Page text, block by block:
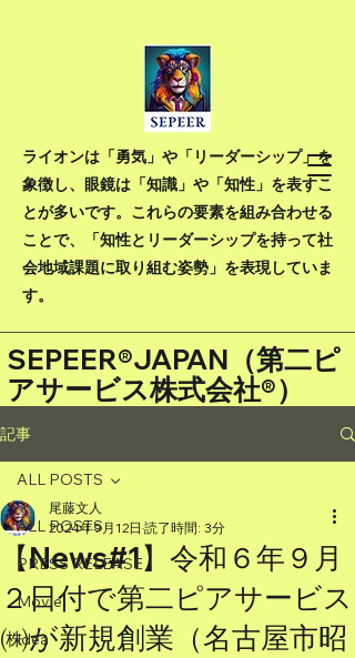
ライオンは「勇気」や「リーダーシップ」を
象徴し、眼鏡は「知識」や「知性」を表すこ
とが多いです。これらの要素を組み合わせる
ことで、「知性とリーダーシップを持って社
会地域課題に取り組む姿勢」を表現していま
す。
SEPEER®JAPAN（第二ピ
アサービス株式会社®）
記事
ALL POSTS
PRESS RELEASE
Movie
Idea
ALL POSTS
【News#1】令和６年９月
２日付で第二ピアサービス
㈱が新規創業（名古屋市昭
尾藤文人
2024年9月12日 読了時間: 3分